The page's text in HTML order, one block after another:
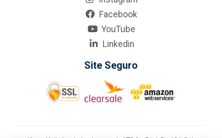
Facebook
YouTube
Linkedin
Site Seguro